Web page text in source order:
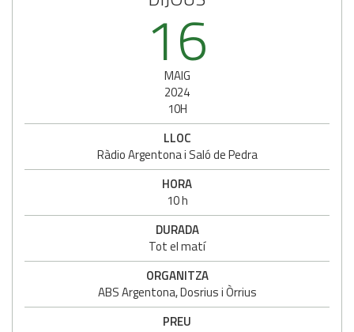
16
MAIG
2024
10H
LLOC
Ràdio Argentona i Saló de Pedra
HORA
10 h
DURADA
Tot el matí
ORGANITZA
ABS Argentona, Dosrius i Òrrius
PREU